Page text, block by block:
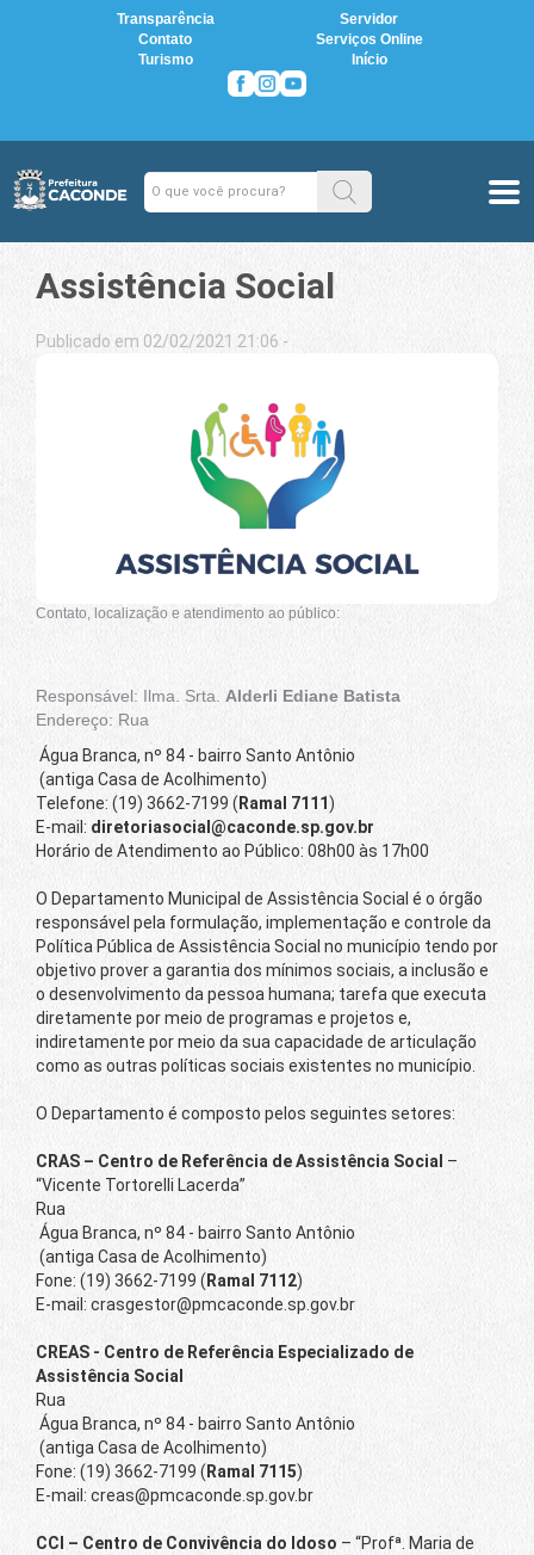
Transparência
Servidor
Contato
Serviços Online
Turismo
Início
Assistência Social
Publicado em 02/02/2021 21:06 -
Contato, localização e atendimento ao público:
Responsável: Ilma. Srta. Alderli Ediane Batista
Endereço: Rua
Água Branca, nº 84 - bairro Santo Antônio
(antiga Casa de Acolhimento)
Telefone: (19) 3662-7199 ( Ramal 7111)
E-mail: diretoriasocial@caconde.sp.gov.br
Horário de Atendimento ao Público: 08h00 às 17h00
O Departamento Municipal de Assistência Social é o órgão
responsável pela formulação, implementação e controle da
Política Pública de Assistência Social no município tendo por
objetivo prover a garantia dos mínimos sociais, a inclusão e
o desenvolvimento da pessoa humana; tarefa que executa
diretamente por meio de programas e projetos e,
indiretamente por meio da sua capacidade de articulação
como as outras políticas sociais existentes no município.
O Departamento é composto pelos seguintes setores:
CRAS – Centro de Referência de Assistência Social –
“Vicente Tortorelli Lacerda”
Rua
Água Branca, nº 84 - bairro Santo Antônio
(antiga Casa de Acolhimento)
Fone: (19) 3662-7199 ( Ramal 7112)
E-mail: crasgestor@pmcaconde.sp.gov.br
CREAS - Centro de Referência Especializado de
Assistência Social
Rua
Água Branca, nº 84 - bairro Santo Antônio
(antiga Casa de Acolhimento)
Fone: (19) 3662-7199 ( Ramal 7115)
E-mail: creas@pmcaconde.sp.gov.br
CCI – Centro de Convivência do Idoso – “Profª. Maria de